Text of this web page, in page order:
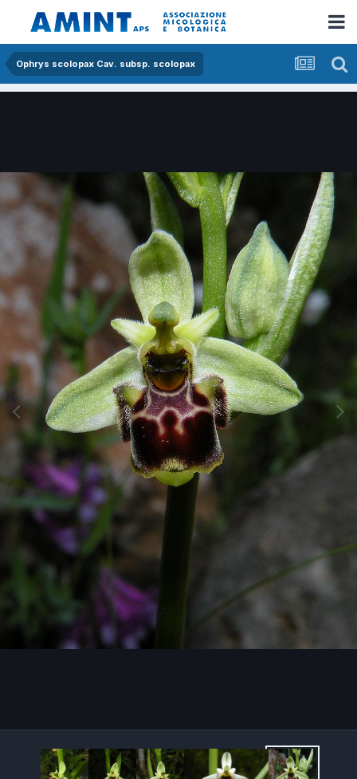
Ophrys scolopax Cav. subsp. scolopax